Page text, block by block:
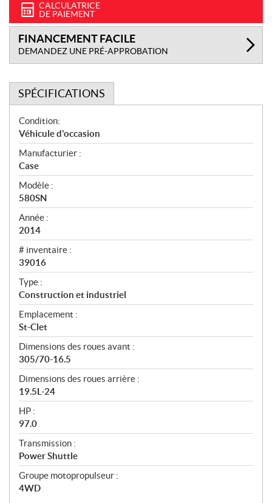
CALCULATRICE
DE PAIEMENT
FINANCEMENT FACILE
DEMANDEZ UNE PRÉ-APPROBATION
SPÉCIFICATIONS
S
p
é
c
i
f
i
c
a
t
i
o
n
s
Condition:
Véhicule d'occasion
Manufacturier :
Case
Modèle :
580SN
Année :
2014
# inventaire :
39016
Type :
Construction et industriel
Emplacement :
St-Clet
Dimensions des roues avant :
305/70-16.5
Dimensions des roues arrière :
19.5L-24
HP :
97.0
Transmission :
Power Shuttle
Groupe motopropulseur :
4WD